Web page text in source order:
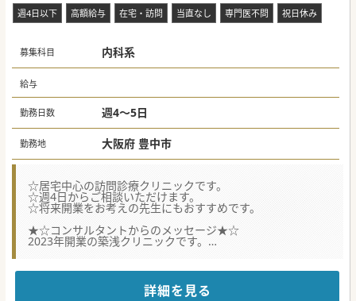
ます。
■一般内科外来を担当しながら、ご自身の強みや専門性を活
り、外部講師の招聘や発表を通じて自己研鑽を積める環境で
す。
週4日以下 高額給与 在宅・訪問 当直なし 専門医不問 祝日休み
募集科目 内科系
給与
勤務日数 週4～5日
勤務地 大阪府 豊中市
☆居宅中心の訪問診療クリニックです。
☆週4日からご相談いただけます。
☆将来開業をお考えの先生にもおすすめです。
★☆コンサルタントからのメッセージ★☆
2023年開業の築浅クリニックです。
訪問にあたって通勤にもご使用いただける社用車が1台支給
循環器疾患を中心に、慢性疾患を複数持つ多疾患患者さんを
診療しています。循環器以外の専門性を持つドクターも大歓
詳細を見る